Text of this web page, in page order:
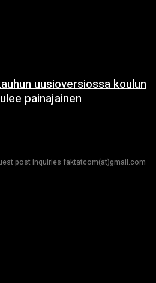
uusioversiossa koulun
painajainen
post inquiries faktatcom(at)gmail.com